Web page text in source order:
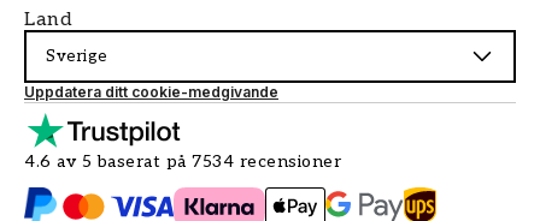
Land
Sverige
Uppdatera ditt cookie-medgivande
4.6 av 5 baserat på 7534 recensioner